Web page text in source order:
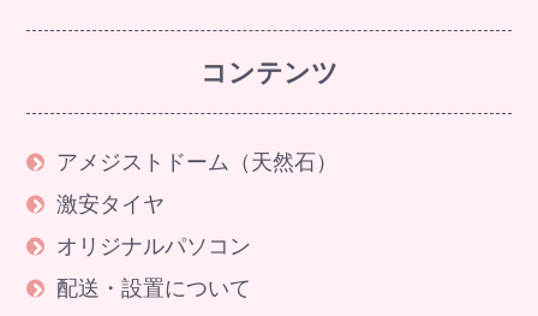
コンテンツ
アメジストドーム（天然石）
激安タイヤ
オリジナルパソコン
配送・設置について